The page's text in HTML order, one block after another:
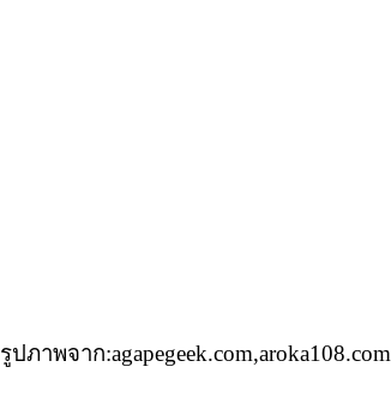
รูปภาพจาก:agapegeek.com,aroka108.com